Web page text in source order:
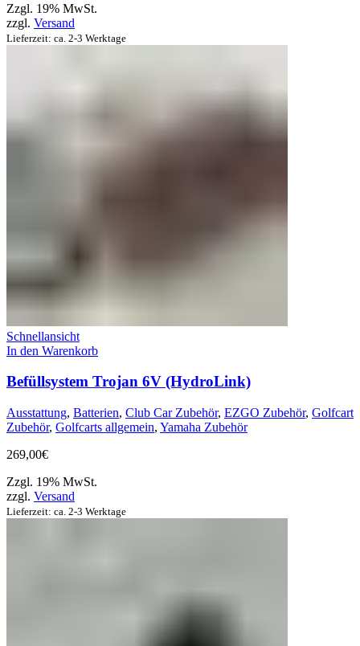
Zzgl. 19% MwSt.
zzgl. Versand
Lieferzeit: ca. 2-3 Werktage
Schnellansicht
In den Warenkorb
Befüllsystem Trojan 6V (HydroLink)
Ausstattung, Batterien, Club Car Zubehör, EZGO Zubehör, Golfcart
Zubehör, Golfcarts allgemein, Yamaha Zubehör
269,00€
Zzgl. 19% MwSt.
zzgl. Versand
Lieferzeit: ca. 2-3 Werktage